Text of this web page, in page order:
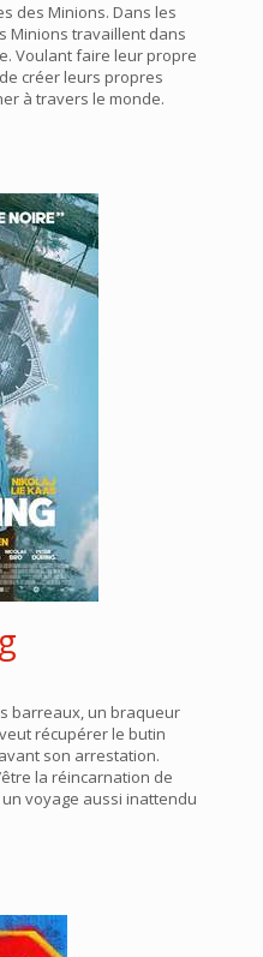
des Minions. Dans les
Minions travaillent dans
Voulant faire leur propre
créer leurs propres
à travers le monde.
barreaux, un braqueur
récupérer le butin
son arrestation.
la réincarnation de
un voyage aussi inattendu